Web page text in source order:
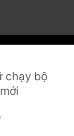
chạy bộ